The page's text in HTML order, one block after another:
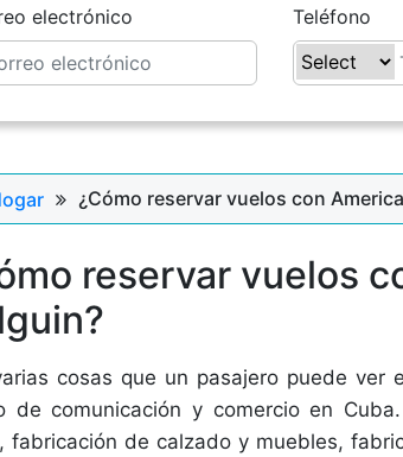
electrónico Teléfono
¿Cómo reservar vuelos con
reservar vuelos
cosas que un pasajero puede ver
de comunicación y comercio en
fabricación de calzado y muebles,